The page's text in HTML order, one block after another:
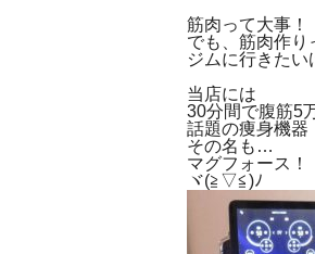
筋肉って大事！
でも、筋肉作
ジムに行きたい
当店には
30分間で腹筋5
話題の痩身機器
その名も…
マグフォース！
ヾ(≧▽≦)ﾉ